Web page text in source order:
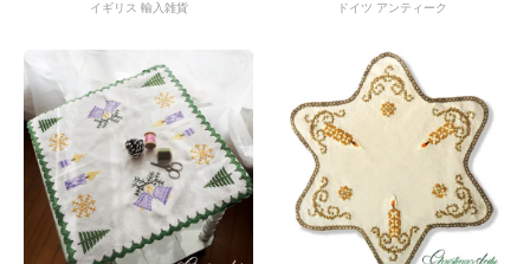
イギリス 輸入雑貨 ドイツ アンティーク